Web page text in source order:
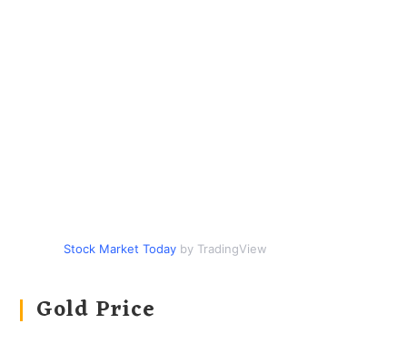
Stock Market Today by TradingView
Gold Price